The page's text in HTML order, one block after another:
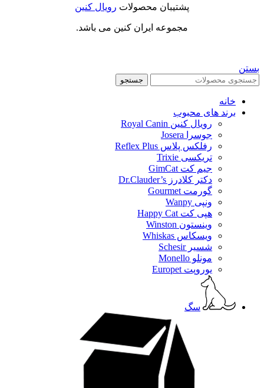
پشتیبان محصولات رویال کنین
مجموعه ایران کنین می باشد.
بستن
جستجو
خانه
برند های محبوب
رویال کنین Royal Canin
جوسرا Josera
رفلکس پلاس Reflex Plus
تریکسی Trixie
جیم کت GimCat
دکتر کلادرز Dr.Clauder’s
گورمت Gourmet
ونپی Wanpy
هپی کت Happy Cat
وینستون Winston
ویسکاس Whiskas
شسیر Schesir
مونلو Monello
یوروپت Europet
سگ